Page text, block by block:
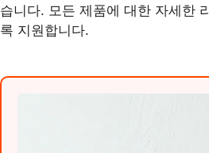
습니다. 모든 제품에 대한 자세한
록 지원합니다.